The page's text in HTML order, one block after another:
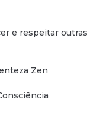
e respeitar outras
Zen